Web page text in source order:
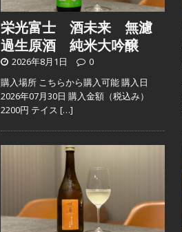
栄光富士 酒未来 無濾
過生原酒 純米大吟醸
2026年8月1日
0
購入場所 こちらから購入可能 購入日
2026年07月30日 購入金額（税込み）
2200円 テイス […]